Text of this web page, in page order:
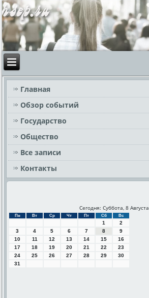
Главная
Обзор событий
Государство
Общество
Все записи
Контакты
Сегодня: Суббота, 8 Августа
Пн Вт Ср Чт Пт Сб Вс
1
2
3
4 5 6 7 8
9
10
11 12 13 14 15
16
17
18 19 20 21 22
23
24
25 26 27 28 29
30
31